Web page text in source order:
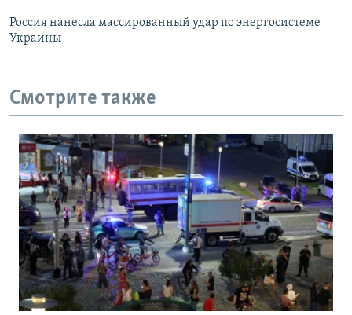
Россия нанесла массированный удар по энергосиcтеме
Украины
Смотрите также